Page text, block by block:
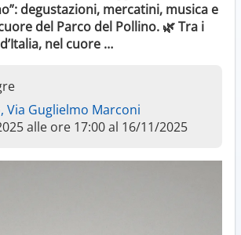
degustazioni, mercatini, musica e
del Parco del Pollino. 🌿 Tra i
nel cuore …
Via Guglielmo Marconi
alle ore 17:00 al 16/11/2025